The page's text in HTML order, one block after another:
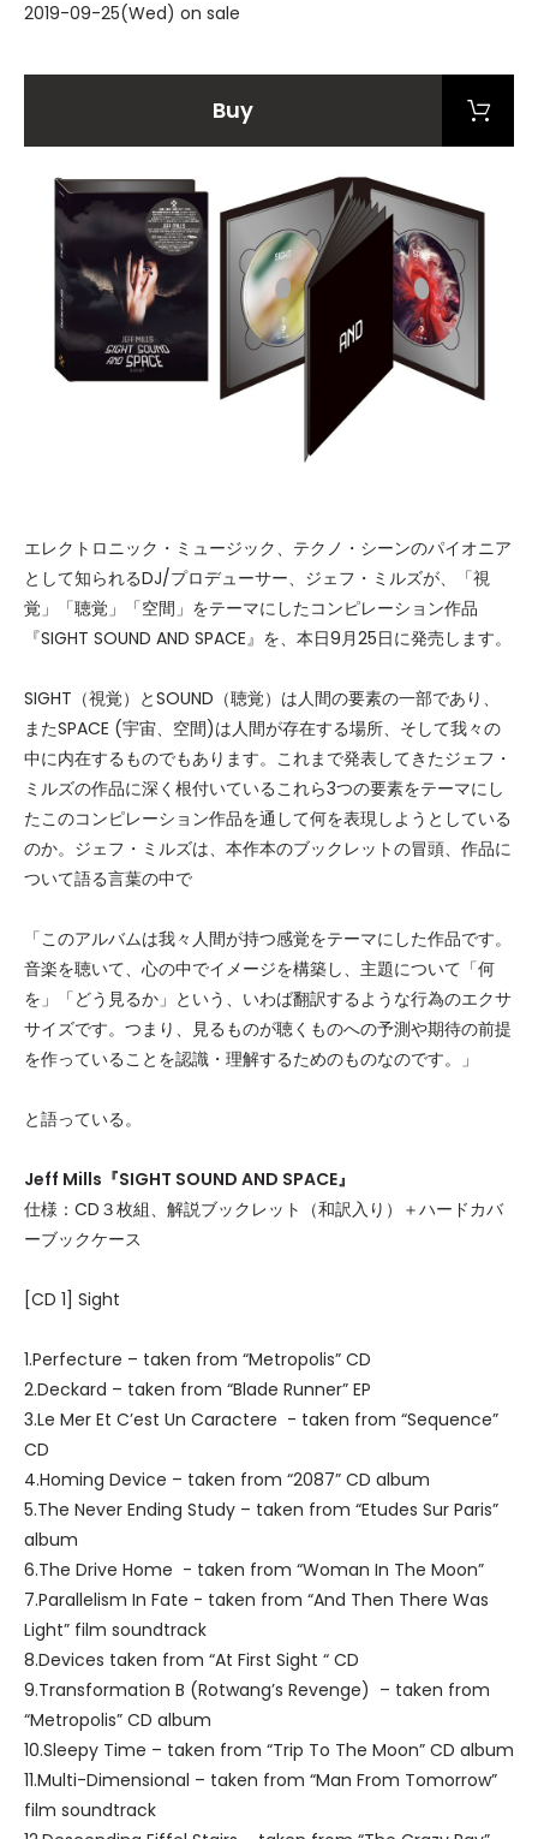
2019-09-25(Wed) on sale
Buy
エレクトロニック・ミュージック、テクノ・シーンのパイオニア
として知られるDJ/プロデューサー、ジェフ・ミルズが、「視
覚」「聴覚」「空間」をテーマにしたコンピレーション作品
『SIGHT SOUND AND SPACE』を、本日9月25日に発売します。
SIGHT（視覚）とSOUND（聴覚）は人間の要素の一部であり、
またSPACE (宇宙、空間)は人間が存在する場所、そして我々の
中に内在するものでもあります。これまで発表してきたジェフ・
ミルズの作品に深く根付いているこれら3つの要素をテーマにし
たこのコンピレーション作品を通して何を表現しようとしている
のか。ジェフ・ミルズは、本作本のブックレットの冒頭、作品に
ついて語る言葉の中で
「このアルバムは我々人間が持つ感覚をテーマにした作品です。
音楽を聴いて、心の中でイメージを構築し、主題について「何
を」「どう見るか」という、いわば翻訳するような行為のエクサ
サイズです。つまり、見るものが聴くものへの予測や期待の前提
を作っていることを認識・理解するためのものなのです。」
と語っている。
Jeff Mills『SIGHT SOUND AND SPACE』
仕様：CD３枚組、解説ブックレット（和訳入り）＋ハードカバ
ーブックケース
[CD 1] Sight
1.Perfecture – taken from “Metropolis” CD
2.Deckard – taken from “Blade Runner” EP
3.Le Mer Et C’est Un Caractere - taken from “Sequence”
CD
4.Homing Device – taken from “2087” CD album
5.The Never Ending Study – taken from “Etudes Sur Paris”
album
6.The Drive Home - taken from “Woman In The Moon”
7.Parallelism In Fate - taken from “And Then There Was
Light” film soundtrack
8.Devices taken from “At First Sight “ CD
9.Transformation B (Rotwang’s Revenge) – taken from
“Metropolis” CD album
10.Sleepy Time – taken from “Trip To The Moon” CD album
11.Multi-Dimensional – taken from “Man From Tomorrow”
film soundtrack